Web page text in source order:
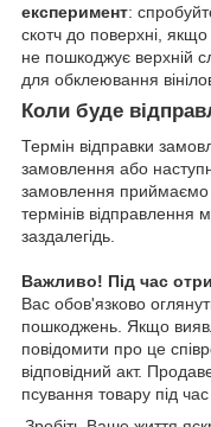
експеримент:
скотч до поверхні,
не пошкоджує верхній
для обклеювання
Коли буде
Термін відправки
замовлення або
замовлення приймаємо
термінів
заздалегідь.
Важливо! Під час
Вас обов'язково
пошкоджень. Якщо
повідомити про це
відповідний акт.
псування товару під